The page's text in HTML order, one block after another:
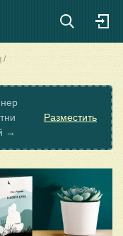
→
Разместить